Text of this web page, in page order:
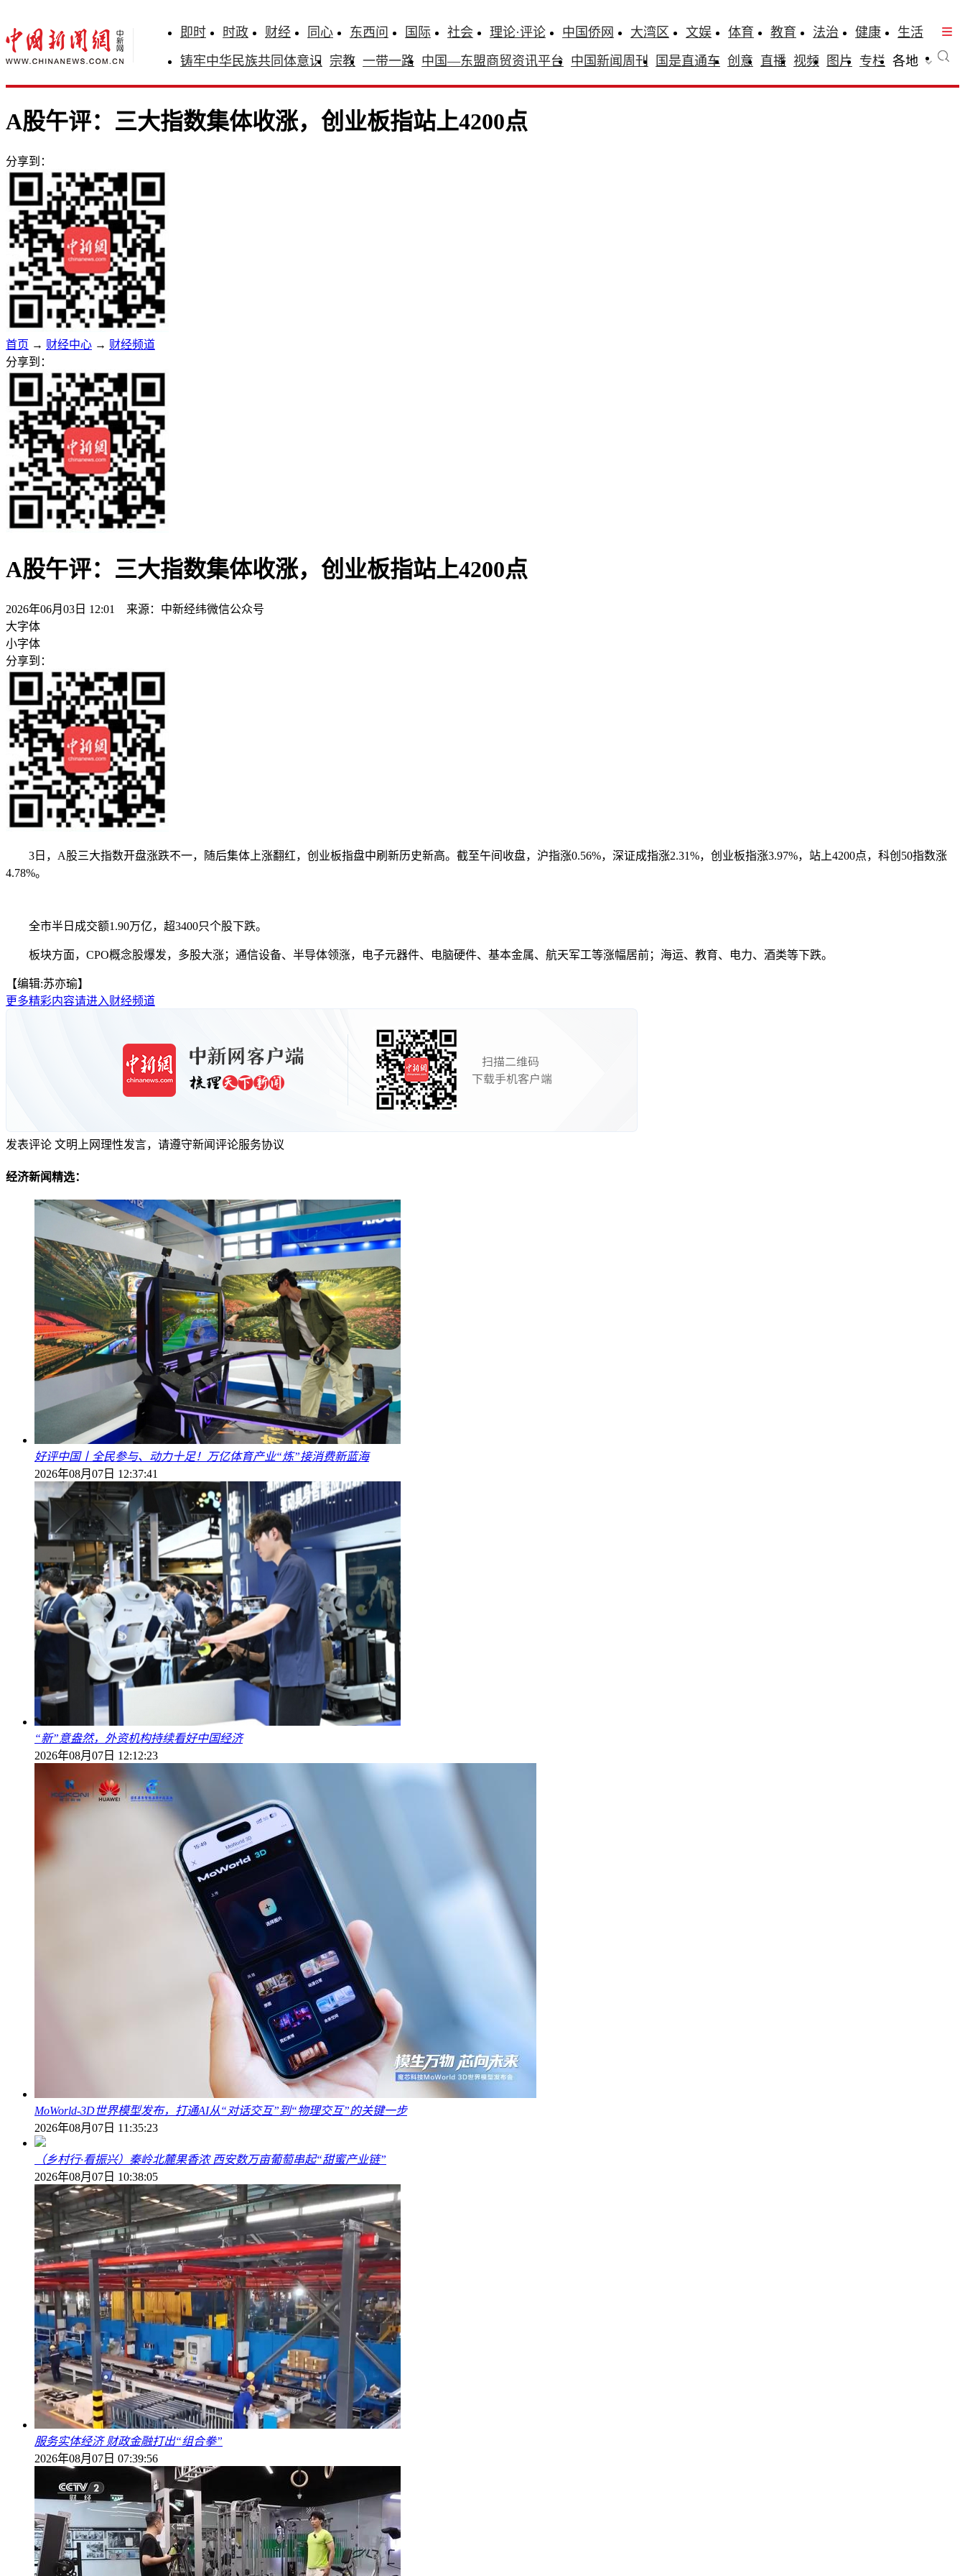
即时 时政 财经 同心 东西问 国际 社会 理论·评论 中国侨网 大湾区 文娱 体育 教育 法治 健康
生活
铸牢中华民族共同体意识 宗教 一带一路 中国—东盟商贸资讯平台 中国新闻周刊 国是直通车 创意 直播 视频 图片 专栏 各地
A股午评：三大指数集体收涨，创业板指站上4200点
分享到：
首页 → 财经中心 → 财经频道
分享到：
A股午评：三大指数集体收涨，创业板指站上4200点
2026年06月03日 12:01 来源：中新经纬微信公众号
大字体
小字体
分享到：
3日，A股三大指数开盘涨跌不一，随后集体上涨翻红，创业板指盘中刷新历史新高。截至午间收盘，沪指涨0.56%，深证成指涨2.31%，创业板指涨3.97%，站上4200点，科创50指数涨
4.78%。
全市半日成交额1.90万亿，超3400只个股下跌。
板块方面，CPO概念股爆发，多股大涨；通信设备、半导体领涨，电子元器件、电脑硬件、基本金属、航天军工等涨幅居前；海运、教育、电力、酒类等下跌。
【编辑:苏亦瑜】
更多精彩内容请进入财经频道
发表评论 文明上网理性发言，请遵守新闻评论服务协议
经济新闻精选：
好评中国丨全民参与、动力十足！万亿体育产业“炼”接消费新蓝海
2026年08月07日 12:37:41
“新”意盎然，外资机构持续看好中国经济
2026年08月07日 12:12:23
MoWorld-3D世界模型发布，打通AI从“对话交互”到“物理交互”的关键一步
2026年08月07日 11:35:23
（乡村行·看振兴）秦岭北麓果香浓 西安数万亩葡萄串起“甜蜜产业链”
2026年08月07日 10:38:05
服务实体经济 财政金融打出“组合拳”
2026年08月07日 07:39:56